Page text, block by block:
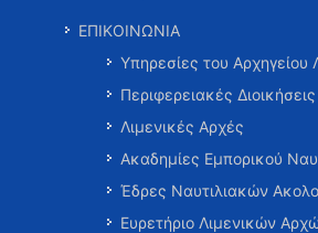
ΕΠΙΚΟΙΝΩΝΙΑ
Υπηρεσίες του
Περιφερειακές
Λιμενικές Αρχές
Ακαδημίες Εμπορικού
Έδρες Ναυτιλιακών
Ευρετήριο Λιμενικών